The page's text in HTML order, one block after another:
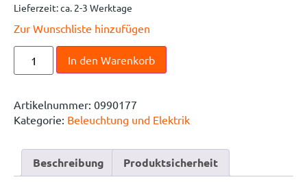
Lieferzeit:ca. 2-3 Werktage
Zur Wunschliste hinzufügen
In den Warenkorb
Artikelnummer: 0990177
Kategorie: Beleuchtung und Elektrik
Beschreibung Produktsicherheit